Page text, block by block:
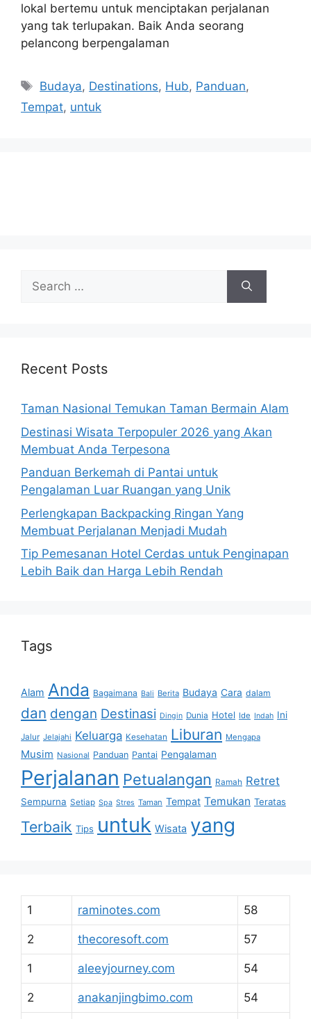
lokal bertemu untuk menciptakan perjalanan
yang tak terlupakan. Baik Anda seorang
pelancong berpengalaman
Tags
Budaya, Destinations, Hub, Panduan,
Tempat, untuk
Search
for:
Recent Posts
Taman Nasional Temukan Taman Bermain Alam
Destinasi Wisata Terpopuler 2026 yang Akan
Membuat Anda Terpesona
Panduan Berkemah di Pantai untuk
Pengalaman Luar Ruangan yang Unik
Perlengkapan Backpacking Ringan Yang
Membuat Perjalanan Menjadi Mudah
Tip Pemesanan Hotel Cerdas untuk Penginapan
Lebih Baik dan Harga Lebih Rendah
Tags
Alam Anda Bagaimana Bali Berita Budaya Cara dalam
dan dengan Destinasi Dingin Dunia Hotel Ide Indah Ini
Jalur Jelajahi Keluarga Kesehatan Liburan Mengapa
Musim Nasional Panduan Pantai Pengalaman
Perjalanan Petualangan Ramah Retret
Sempurna Setiap Spa Stres Taman Tempat Temukan Teratas
Terbaik Tips untuk Wisata yang
1 raminotes.com 58
2 thecoresoft.com 57
1 aleeyjourney.com 54
2 anakanjingbimo.com 54